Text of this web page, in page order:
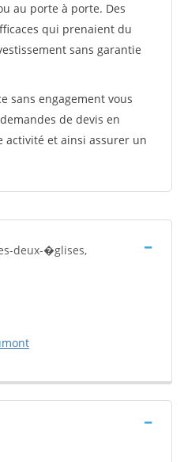
au porte à porte. Des
qui prenaient du
sans garantie
sans engagement vous
de devis en
activité et ainsi assurer un
deux-�glises,